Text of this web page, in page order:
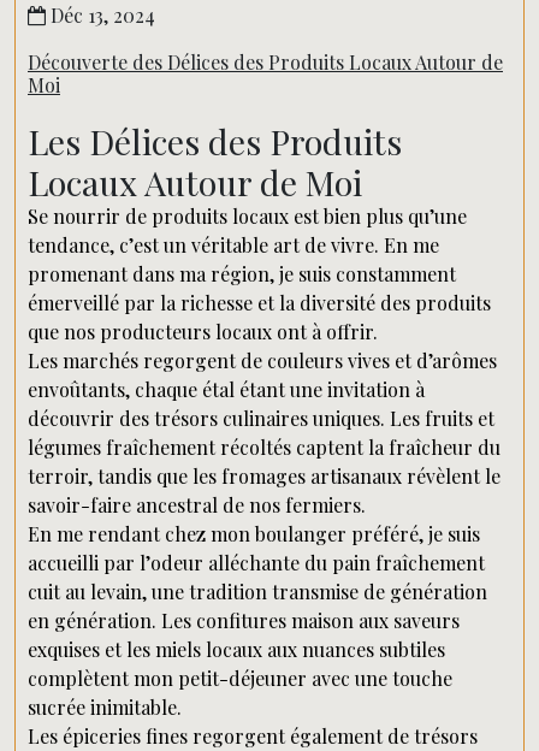
Déc 13, 2024
Découverte des Délices des Produits Locaux Autour de
Moi
Les Délices des Produits
Locaux Autour de Moi
Se nourrir de produits locaux est bien plus qu’une
tendance, c’est un véritable art de vivre. En me
promenant dans ma région, je suis constamment
émerveillé par la richesse et la diversité des produits
que nos producteurs locaux ont à offrir.
Les marchés regorgent de couleurs vives et d’arômes
envoûtants, chaque étal étant une invitation à
découvrir des trésors culinaires uniques. Les fruits et
légumes fraîchement récoltés captent la fraîcheur du
terroir, tandis que les fromages artisanaux révèlent le
savoir-faire ancestral de nos fermiers.
En me rendant chez mon boulanger préféré, je suis
accueilli par l’odeur alléchante du pain fraîchement
cuit au levain, une tradition transmise de génération
en génération. Les confitures maison aux saveurs
exquises et les miels locaux aux nuances subtiles
complètent mon petit-déjeuner avec une touche
sucrée inimitable.
Les épiceries fines regorgent également de trésors